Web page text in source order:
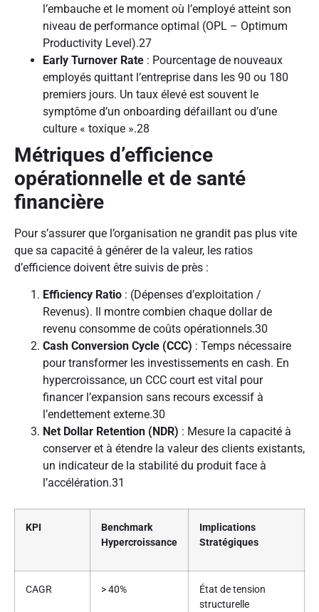
l’embauche et le moment où l’employé atteint son
niveau de performance optimal (OPL – Optimum
Productivity Level).27
Early Turnover Rate : Pourcentage de nouveaux
employés quittant l’entreprise dans les 90 ou 180
premiers jours. Un taux élevé est souvent le
symptôme d’un onboarding défaillant ou d’une
culture « toxique ».28
Métriques d’efficience
opérationnelle et de santé
financière
Pour s’assurer que l’organisation ne grandit pas plus vite
que sa capacité à générer de la valeur, les ratios
d’efficience doivent être suivis de près :
Efficiency Ratio : (Dépenses d’exploitation /
Revenus). Il montre combien chaque dollar de
revenu consomme de coûts opérationnels.30
Cash Conversion Cycle (CCC) : Temps nécessaire
pour transformer les investissements en cash. En
hypercroissance, un CCC court est vital pour
financer l’expansion sans recours excessif à
l’endettement externe.30
Net Dollar Retention (NDR) : Mesure la capacité à
conserver et à étendre la valeur des clients existants,
un indicateur de la stabilité du produit face à
l’accélération.31
KPI
Benchmark
Hypercroissance
Implications
Stratégiques
CAGR > 40%
État de tension
structurelle